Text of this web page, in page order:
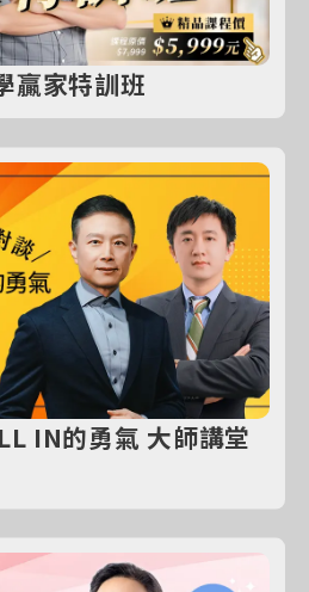
贏家特訓班
IN的勇氣 大師講堂